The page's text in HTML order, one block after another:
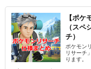
【ポ
（ス
チ）
ポケモン
リサーチ
ります。